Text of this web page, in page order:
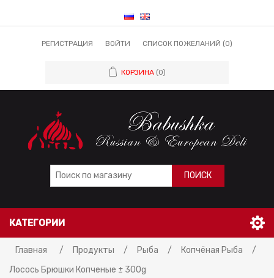
РЕГИСТРАЦИЯ ВОЙТИ СПИСОК ПОЖЕЛАНИЙ (0)
КОРЗИНА (0)
ПОИСК
КАТЕГОРИИ
Главная / Продукты / Рыба / Копчёная Рыба
/
Лосось Брюшки Копченые ± 300g